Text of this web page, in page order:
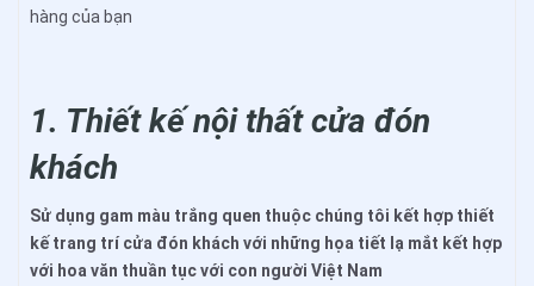
hàng của bạn
1. Thiết kế nội thất cửa đón
khách
Sử dụng gam màu trắng quen thuộc chúng tôi kết hợp thiết
kế trang trí cửa đón khách với những họa tiết lạ mắt kết hợp
với hoa văn thuần tục với con người Việt Nam